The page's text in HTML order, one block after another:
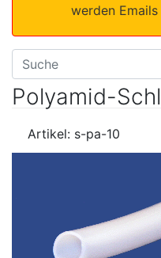
werden
Polyamid-
Artikel: s-pa-10